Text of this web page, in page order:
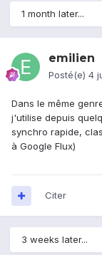
1 month later...
emilien
Posté(e) 4
Dans le même
j'utilise depuis
synchro rapide,
à Google Flux)
Citer
3 weeks later...